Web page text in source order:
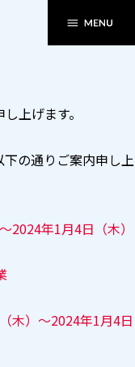
上げます。
の通りご案内申し上
2024年1月4日（木）
木）～2024年1月4日